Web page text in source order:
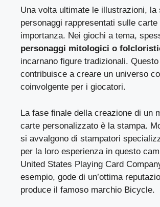
Una volta ultimate le illustrazioni, la
personaggi rappresentati sulle
importanza. Nei giochi a tema,
personaggi mitologici o
incarnano figure tradizionali.
contribuisce a creare un universo
coinvolgente per i giocatori.
La fase finale della creazione di un
carte personalizzato è la stampa.
si avvalgono di stampatori
per la loro esperienza in questo
United States Playing Card
esempio, gode di un’ottima
produce il famoso marchio Bicycle.